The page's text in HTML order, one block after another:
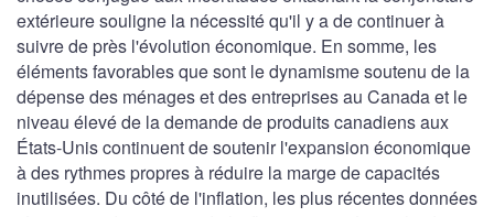
extérieure souligne la nécessité qu'il y a de continuer à
suivre de près l'évolution économique. En somme, les
éléments favorables que sont le dynamisme soutenu de la
dépense des ménages et des entreprises au Canada et le
niveau élevé de la demande de produits canadiens aux
États-Unis continuent de soutenir l'expansion économique
à des rythmes propres à réduire la marge de capacités
inutilisées. Du côté de l'inflation, les plus récentes données